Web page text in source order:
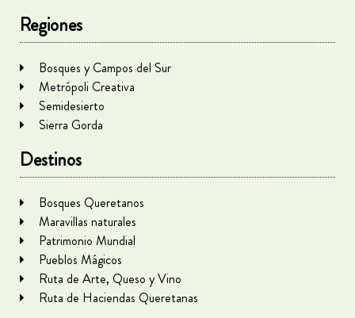
Regiones
Bosques y Campos del Sur
Metrópoli Creativa
Semidesierto
Sierra Gorda
Destinos
Bosques Queretanos
Maravillas naturales
Patrimonio Mundial
Pueblos Mágicos
Ruta de Arte, Queso y Vino
Ruta de Haciendas Queretanas